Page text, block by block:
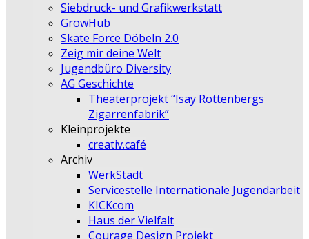
Siebdruck- und Grafikwerkstatt
GrowHub
Skate Force Döbeln 2.0
Zeig mir deine Welt
Jugendbüro Diversity
AG Geschichte
Theaterprojekt “Isay Rottenbergs
Zigarrenfabrik”
Kleinprojekte
creativ.café
Archiv
WerkStadt
Servicestelle Internationale Jugendarbeit
KICKcom
Haus der Vielfalt
Courage Design Projekt